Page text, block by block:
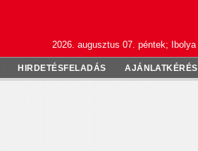
2026. augusztus 07. péntek; Ibolya
HIRDETÉSFELADÁS AJÁNLATKÉRÉS